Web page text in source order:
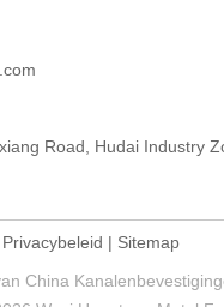
Road, Hudai Industry
Privacybeleid | Sitemap
China